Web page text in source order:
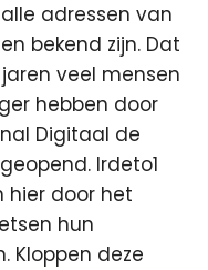
adressen van
bekend zijn. Dat
veel mensen
hebben door
Digitaal de
Irdeto1
hier door het
hun
Kloppen deze